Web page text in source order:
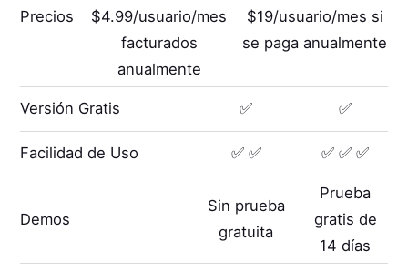
Precios
$4.99/usuario/mes
facturados
anualmente
$19/usuario/mes si
se paga anualmente
Versión Gratis ✅ ✅
Facilidad de Uso ✅ ✅ ✅ ✅ ✅
Demos
Sin prueba
gratuita
Prueba
gratis de
14 días